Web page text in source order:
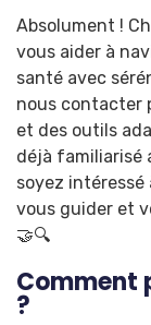
Absolument !
vous aider à
santé avec
nous contacter
et des outils
déjà familiarisé
soyez intéressé
vous guider et
🤝🔍
Comment
?